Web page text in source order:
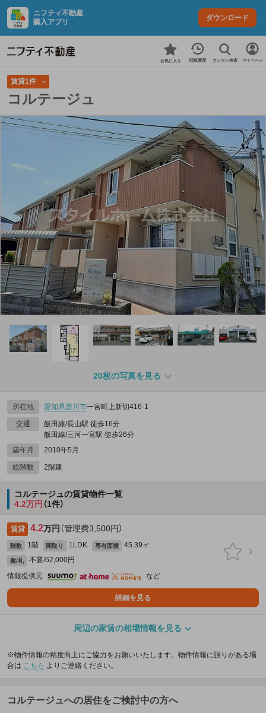
ニフティ不動産
購入アプリ
ダウンロード
お気に入り 閲覧履歴 カンタン検索 マイページ
賃貸1件
コルテージュ
20枚の写真を見る
所在地 愛知県豊川市一宮町上新切416‐1
交通
飯田線/長山駅 徒歩16分
飯田線/三河一宮駅 徒歩26分
築年月
2010年5月
総階数 2階建
コルテージュの賃貸物件一覧
4.2万円 （1件）
賃貸 4.2万円 （管理費3,500円）
階数 1階 間取り 1LDK 専有面積 45.39㎡
敷/礼
不要/62,000円
情報提供元
など
詳細を見る
周辺の家賃の相場情報を見る
※物件情報の精度向上にご協力をお願いいたします。物件情報に誤りがある場
合は こちら よりご連絡ください。
コルテージュへの居住をご検討中の方へ